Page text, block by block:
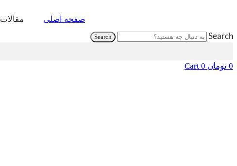
صفحه اصلی مقالات
Search
Search
0 تومان 0
Cart